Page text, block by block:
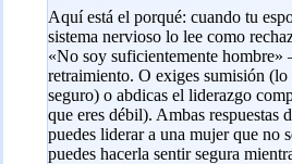
Aquí está el porqué: cuando tu
sistema nervioso lo lee como
«No soy suficientemente
retraimiento. O exiges sumisión (lo
seguro) o abdicas el liderazgo
que eres débil). Ambas respuestas
puedes liderar a una mujer que no
puedes hacerla sentir segura